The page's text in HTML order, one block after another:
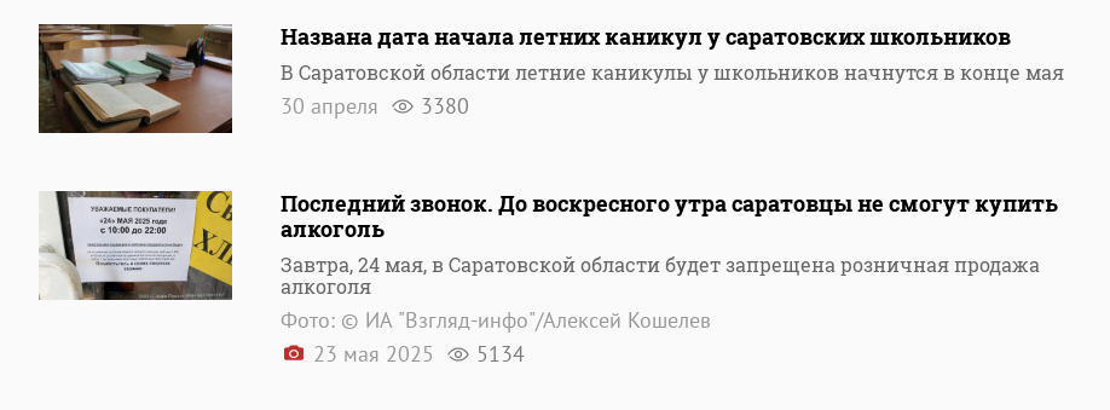
Названа дата начала летних каникул у саратовских школьников
В Саратовской области летние каникулы у школьников начнутся в конце мая
30 апреля 3380
Последний звонок. До воскресного утра саратовцы не смогут купить
алкоголь
Завтра, 24 мая, в Саратовской области будет запрещена розничная продажа
алкоголя
Фото: © ИА "Взгляд-инфо"/Алексей Кошелев
23 мая 2025
5134